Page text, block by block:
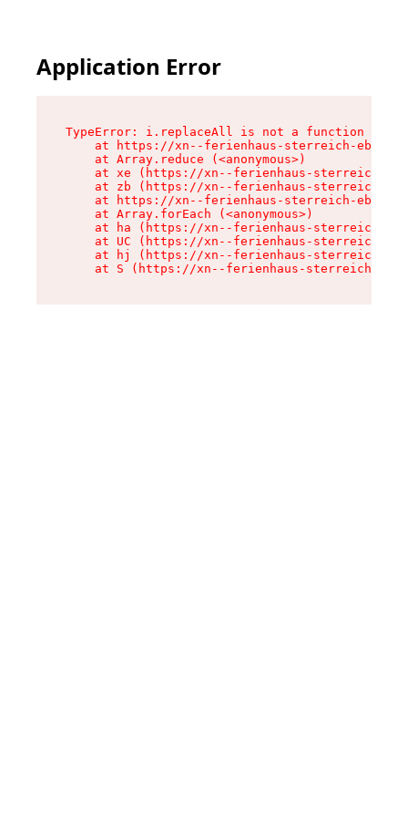
Application Error
TypeError: i.replaceAll is not a function
at https://xn--ferienhaus-sterreich-
    at Array.reduce (<anonymous>)
at xe (https://xn--ferienhaus-sterreich-
at zb (https://xn--ferienhaus-sterreich-
at https://xn--ferienhaus-sterreich-
    at Array.forEach (<anonymous>)
at ha (https://xn--ferienhaus-sterreich-
at UC (https://xn--ferienhaus-sterreich-
at hj (https://xn--ferienhaus-sterreich-
at S (https://xn--ferienhaus-sterreich-